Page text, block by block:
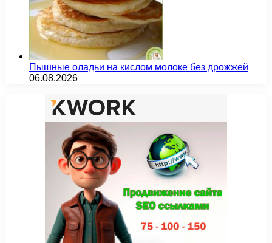
Пышные оладьи на кислом молоке без дрожжей
06.08.2026